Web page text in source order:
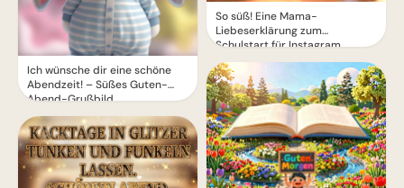
Ich wünsche dir eine schöne
Abendzeit! – Süßes Guten-
Abend-Grußbild
So süß! Eine Mama-
Liebeserklärung zum
Schulstart für Instagram